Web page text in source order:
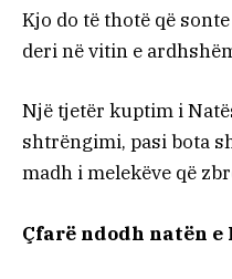
Kjo do të thotë që
deri në vitin e
Një tjetër kuptim i
shtrëngimi, pasi bota
madh i melekëve që
Çfarë ndodh natën